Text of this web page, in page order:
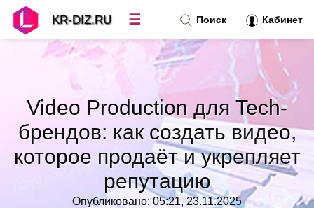
Video Production для Tech-
брендов: как создать видео,
которое продаёт и укрепляет
репутацию
Опубликовано: 05:21, 23.11.2025
Поиск Кабинет
KR-DIZ.RU ☰
Топ новостей»
Рубрики»
»